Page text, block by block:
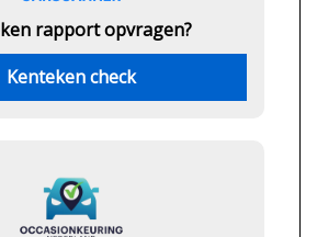
rapport opvragen?
Kenteken check